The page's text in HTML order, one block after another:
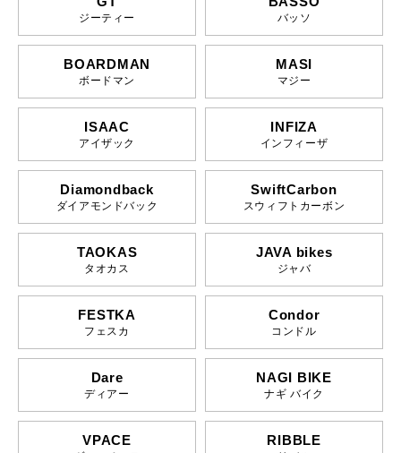
ジーティー バッソ
BOARDMAN
ボードマン
MASI
マジー
ISAAC
アイザック
INFIZA
インフィーザ
Diamondback
ダイアモンドバック
SwiftCarbon
スウィフトカーボン
TAOKAS
タオカス
JAVA bikes
ジャバ
FESTKA
フェスカ
Condor
コンドル
Dare
ディアー
NAGI BIKE
ナギ バイク
VPACE RIBBLE